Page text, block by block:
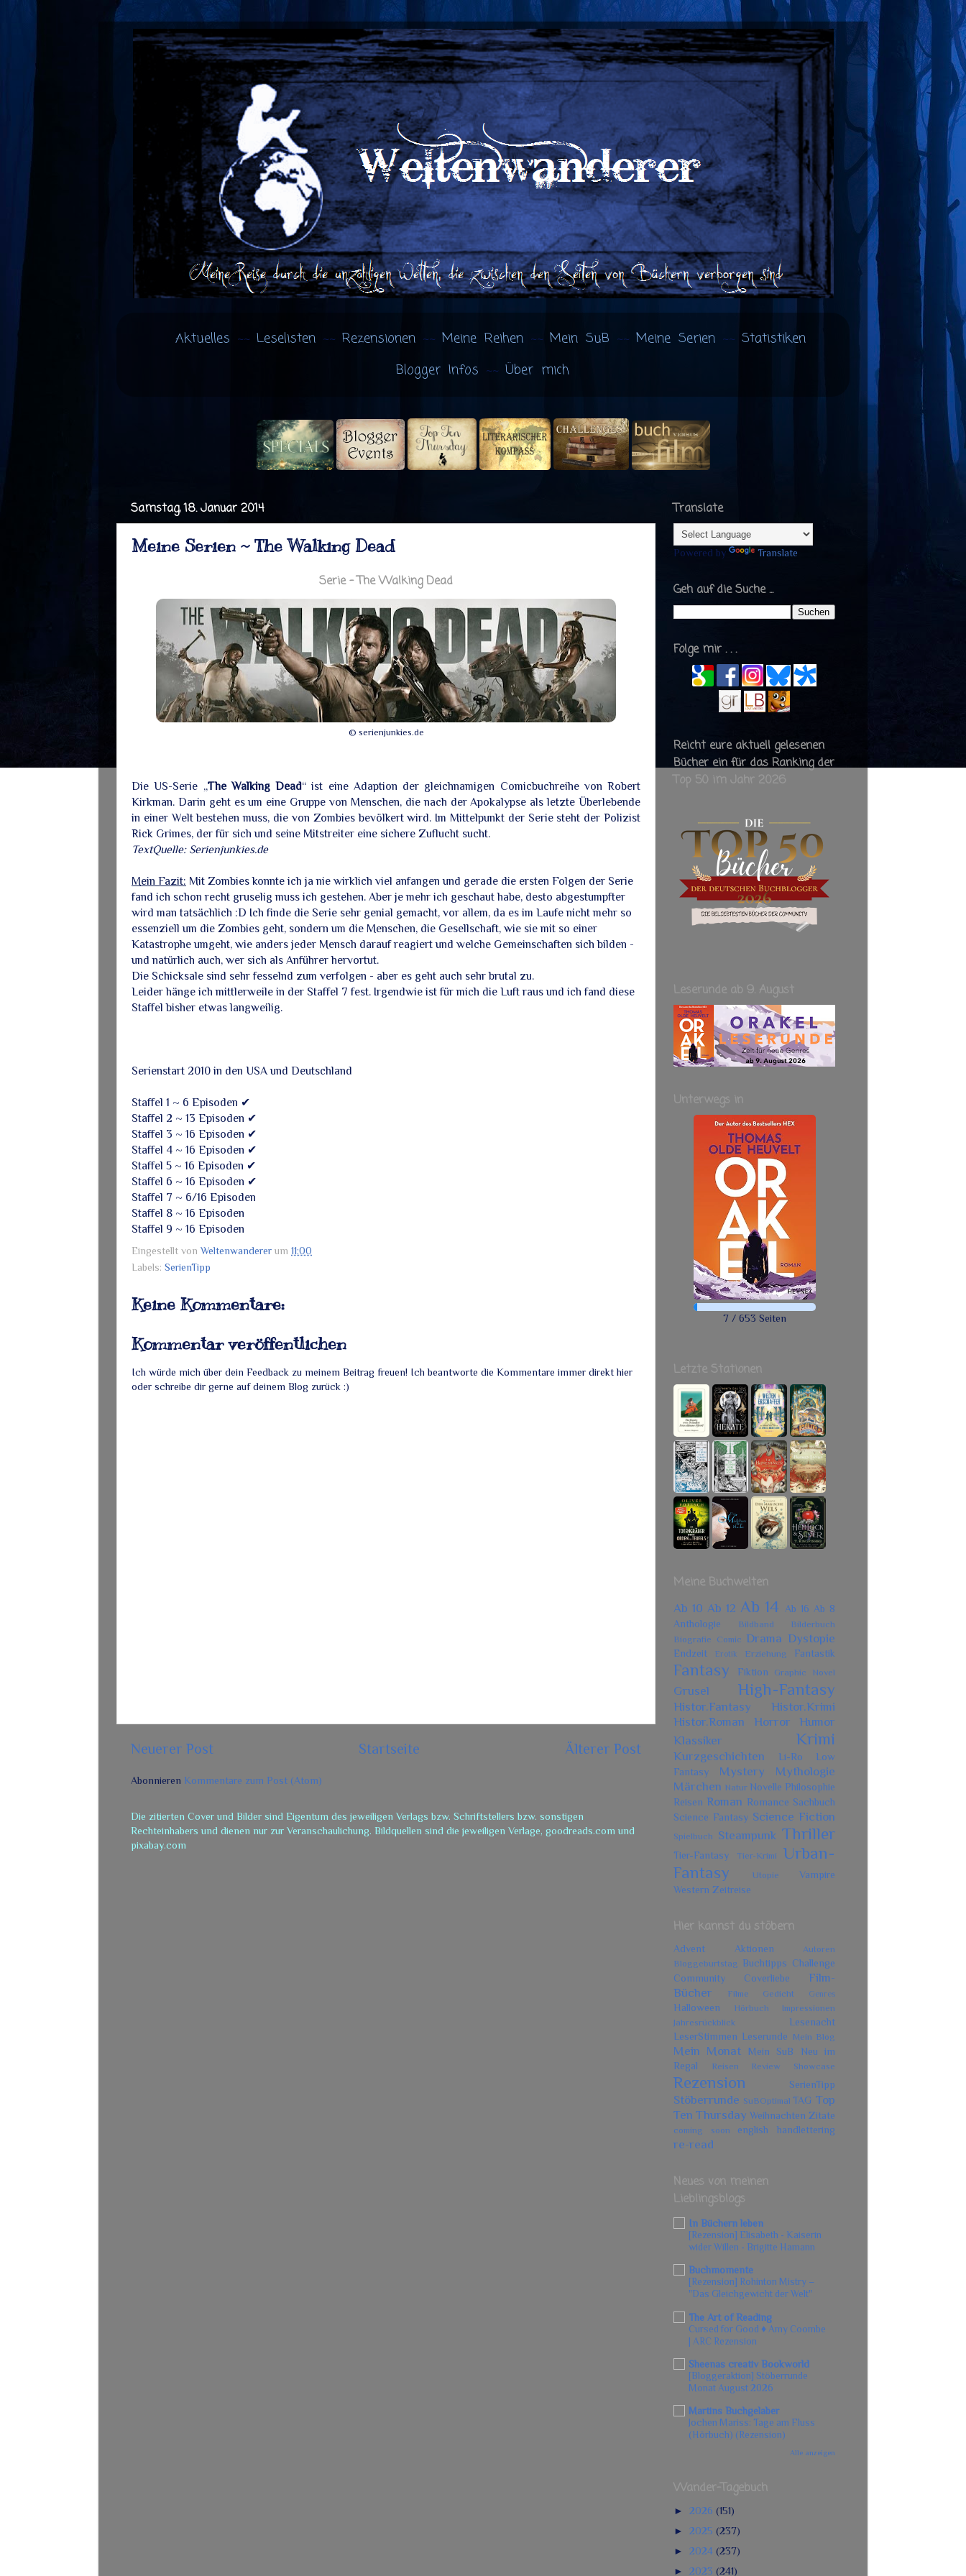
Aktuelles Leselisten Rezensionen Meine Reihen Mein SuB Meine Serien
Statistiken
Blogger Infos
Über mich
Samstag, 18. Januar 2014
Meine Serien ~ The Walking Dead
Serie - The Walking Dead
© serienjunkies.de
Die US-Serie „The Walking Dead“ ist eine Adaption der gleichnamigen Comicbuchreihe von Robert
Kirkman. Darin geht es um eine Gruppe von Menschen, die nach der Apokalypse als letzte Überlebende
in einer Welt bestehen muss, die von Zombies bevölkert wird. Im Mittelpunkt der Serie steht der Polizist
Rick Grimes, der für sich und seine Mitstreiter eine sichere Zuflucht sucht.
TextQuelle: Serienjunkies.de
Mein Fazit: Mit Zombies konnte ich ja nie wirklich viel anfangen und gerade die ersten Folgen der Serie
fand ich schon recht gruselig muss ich gestehen. Aber je mehr ich geschaut habe, desto abgestumpfter
wird man tatsächlich :D Ich finde die Serie sehr genial gemacht, vor allem, da es im Laufe nicht mehr so
essenziell um die Zombies geht, sondern um die Menschen, die Gesellschaft, wie sie mit so einer
Katastrophe umgeht, wie anders jeder Mensch darauf reagiert und welche Gemeinschaften sich bilden -
und natürlich auch, wer sich als Anführer hervortut.
Die Schicksale sind sehr fesselnd zum verfolgen - aber es geht auch sehr brutal zu.
Leider hänge ich mittlerweile in der Staffel 7 fest. Irgendwie ist für mich die Luft raus und ich fand diese
Staffel bisher etwas langweilig.
Serienstart 2010 in den USA und Deutschland
Staffel 1 ~ 6 Episoden ✔
Staffel 2 ~ 13 Episoden ✔
Staffel 3 ~ 16 Episoden ✔
Staffel 4 ~ 16 Episoden ✔
Staffel 5 ~ 16 Episoden ✔
Staffel 6 ~ 16 Episoden ✔
Staffel 7 ~ 6/16 Episoden
Staffel 8 ~ 16 Episoden
Staffel 9 ~ 16 Episoden
Eingestellt von Weltenwanderer um 11:00
Labels: SerienTipp
Keine Kommentare:
Kommentar veröffentlichen
Ich würde mich über dein Feedback zu meinem Beitrag freuen! Ich beantworte die Kommentare immer direkt hier
oder schreibe dir gerne auf deinem Blog zurück :)
Neuerer Post Älterer Post
Startseite
Abonnieren Kommentare zum Post (Atom)
Die zitierten Cover und Bilder sind Eigentum des jeweiligen Verlags bzw. Schriftstellers bzw. sonstigen
Rechteinhabers und dienen nur zur Veranschaulichung. Bildquellen sind die jeweiligen Verlage, goodreads.com und
pixabay.com
Translate
Powered by Translate
Geh auf die Suche ...
Folge mir . . .
Reicht eure aktuell gelesenen
Bücher ein für das Ranking der
Top 50 im Jahr 2026
Leserunde ab 9. August
Unterwegs in
7 / 653 Seiten
Letzte Stationen
Meine Buchwelten
Ab 10 Ab 12 Ab 14 Ab 16 Ab 8
Anthologie
Bildband
Bilderbuch
Biografie Comic Drama Dystopie
Endzeit Erotik Erziehung Fantastik
Fantasy Fiktion Graphic Novel
Grusel High-Fantasy
Histor.Fantasy
Histor.Krimi
Histor.Roman
Horror
Humor
Klassiker
Krimi
Kurzgeschichten Li-Ro
Low
Fantasy
Mystery
Mythologie
Märchen Natur Novelle Philosophie
Reisen Roman Romance Sachbuch
Science Fantasy Science Fiction
Spielbuch Steampunk Thriller
Tier-Fantasy Tier-Krimi
Urban-
Fantasy
Utopie
Vampire
Western Zeitreise
Hier kannst du stöbern
Advent Aktionen
Autoren
Bloggeburtstag Buchtipps Challenge
Community
Coverliebe
Film-
Bücher
Filme Gedicht Genres
Halloween Hörbuch
Impressionen
Jahresrückblick
Lesenacht
LeserStimmen Leserunde Mein Blog
Mein Monat Mein SuB
Neu im
Regal
Reisen Review Showcase
Rezension SerienTipp
Stöberrunde SuBOptimal TAG Top
Ten Thursday Weihnachten Zitate
coming soon english handlettering
re-read
Neues von meinen
Lieblingsblogs
In Büchern leben
[Rezension] Elisabeth - Kaiserin
wider Willen - Brigitte Hamann
Buchmomente
[Rezension] Rohinton Mistry –
"Das Gleichgewicht der Welt"
The Art of Reading
Cursed for Good ♦ Amy Coombe
| ARC Rezension
Sheenas creativ Bookworld
[Bloggeraktion] Stöberrunde
Monat August 2026
Martins Buchgelaber
Jochen Mariss: Tage am Fluss
(Hörbuch) (Rezension)
Alle anzeigen
Wander-Tagebuch
► 2026 (151)
► 2025 (237)
► 2024 (237)
► 2023 (241)